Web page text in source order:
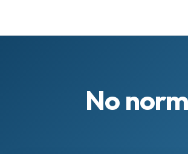
No